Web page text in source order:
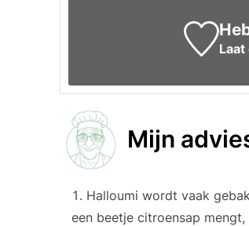
Mijn
Halloumi wordt vaak
een beetje citroensap